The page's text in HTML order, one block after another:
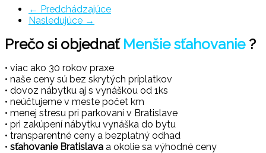
← Predchádzajúce
Nasledujúce →
Prečo si objednať Menšie sťahovanie ?
• viac ako 30 rokov praxe
• naše ceny sú bez skrytých príplatkov
• dovoz nábytku aj s vynáškou od 1ks
• neúčtujeme v meste počet km
• menej stresu pri parkovaní v Bratislave
• pri zakúpení nábytku vynáška do bytu
• transparentné ceny a bezplatný odhad
• sťahovanie Bratislava a okolie sa výhodné ceny